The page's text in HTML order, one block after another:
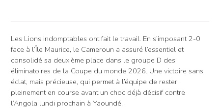
Les Lions indomptables ont fait le travail. En s’imposant 2-0
face à l’Île Maurice, le Cameroun a assuré l’essentiel et
consolidé sa deuxième place dans le groupe D des
éliminatoires de la Coupe du monde 2026. Une victoire sans
éclat, mais précieuse, qui permet à l’équipe de rester
pleinement en course avant un choc déjà décisif contre
l’Angola lundi prochain à Yaoundé.